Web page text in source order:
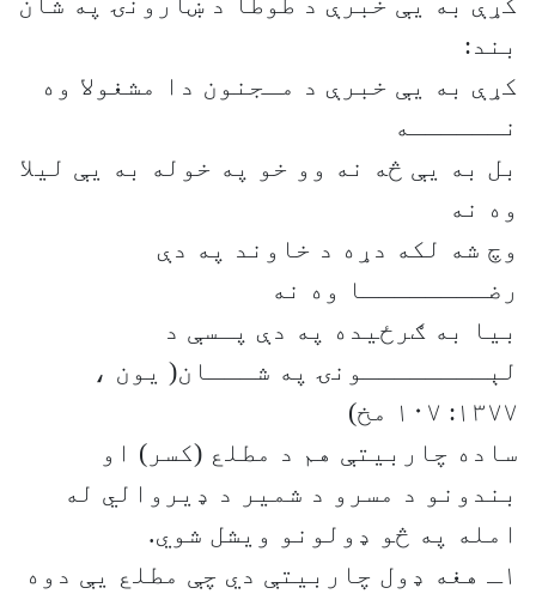
بند:
کړې به یې خبرې د مـجنون دا مشغولا وه
نــــــه
بل به یې څه نه وو خو په خوله به یې لیلا
وه نه
وچ شه لکه دړه د خاوند په دې
رضــــــــا وه نه
بیا به ګرځیده په دې پـسې د
لېــــــــونۍ په شـــان( یون ،
۱۳۷۷: ۱۰۷ مخ)
ساده چاربیتې هم د مطلع (کسر) او
بندونو د مسرو د شمیر د ‌ډیروالي له
امله په څو ډولونو ویشل شوي.
۱ـ هغه ډول چاربیتې دي چې مطلع یې دوه